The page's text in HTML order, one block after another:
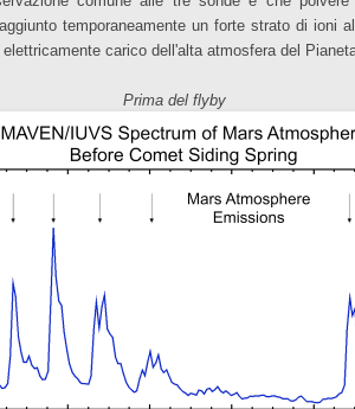
temporaneamente un forte strato di ioni
carico dell'alta atmosfera del
Prima del flyby